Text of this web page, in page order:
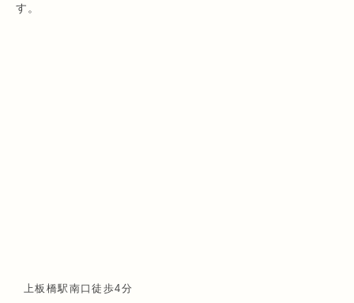
す。
上板橋駅南口徒歩4分